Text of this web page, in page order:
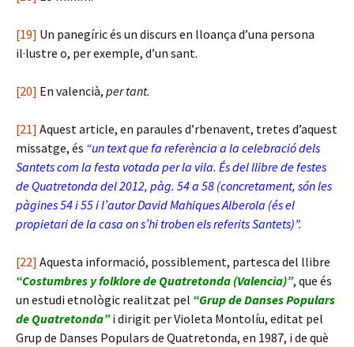
[19] Un panegíric és un discurs en lloança d’una persona
il·lustre o, per exemple, d’un sant.
[20] En valencià, per tant.
[21] Aquest article, en paraules d’rbenavent, tretes d’aquest
missatge, és “un text que fa referència a la celebració dels
Santets com la festa votada per la vila. És del llibre de festes
de Quatretonda del 2012, pàg. 54 a 58 (concretament, són les
pàgines 54 i 55 i l’autor David Mahiques Alberola (és el
propietari de la casa on s’hi troben els referits Santets)”.
[22] Aquesta informació, possiblement, partesca del llibre
“Costumbres y folklore de Quatretonda (Valencia)”, que és
un estudi etnològic realitzat pel “Grup de Danses Populars
de Quatretonda”i dirigit per Violeta Montolíu, editat pel
Grup de Danses Populars de Quatretonda, en 1987, i de què